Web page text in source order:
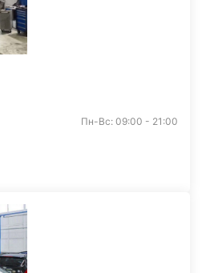
Пн-Вс: 09:00 - 21:00